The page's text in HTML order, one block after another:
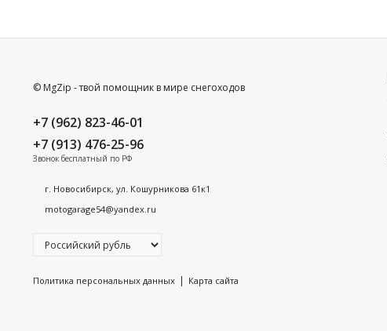
© MgZip - твой помощник в мире снегоходов
+7 (962) 823-46-01
+7 (913) 476-25-96
Звонок бесплатный по РФ
г. Новосибирск, ул. Кошурникова 61к1
motogarage54@yandex.ru
Политика персональных данных | Карта сайта